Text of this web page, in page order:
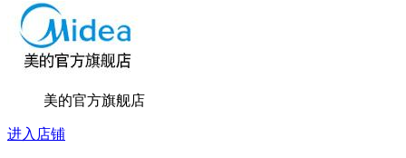
美的官方旗舰店
进入店铺